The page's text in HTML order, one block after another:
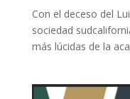
Con el deceso del
sociedad
más lúcidas de la